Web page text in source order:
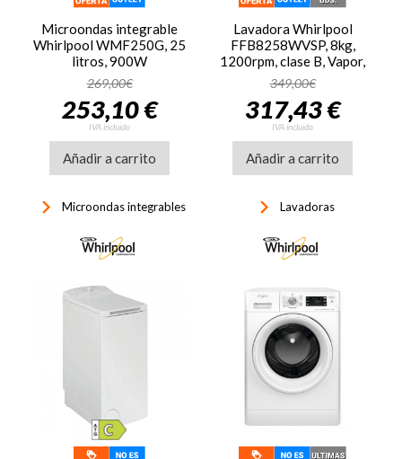
Microondas integrable
Whirlpool WMF250G, 25
litros, 900W
269,00€
253,10 €
IVA incluido
Añadir a carrito
keyboard_arrow_right Microondas integrables
Lavadora Whirlpool
FFB8258WVSP, 8kg,
1200rpm, clase B, Vapor,
blanco
349,00€
317,43 €
IVA incluido
Añadir a carrito
keyboard_arrow_right Lavadoras